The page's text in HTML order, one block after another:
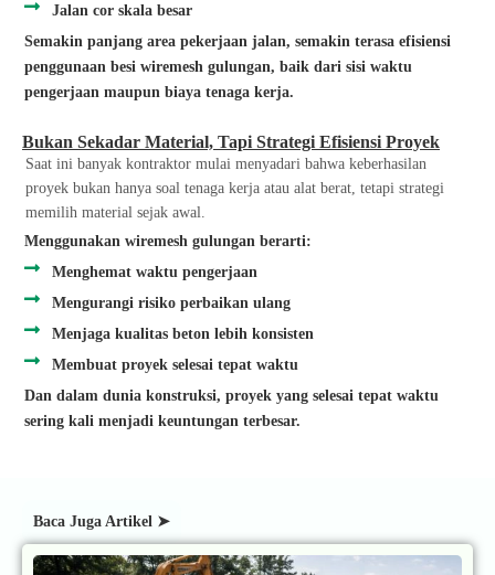
Jalan cor skala besar
Semakin panjang area pekerjaan jalan, semakin terasa efisiensi
penggunaan besi wiremesh gulungan, baik dari sisi waktu
pengerjaan maupun biaya tenaga kerja.
Bukan Sekadar Material, Tapi Strategi Efisiensi Proyek
Saat ini banyak kontraktor mulai menyadari bahwa keberhasilan
proyek bukan hanya soal tenaga kerja atau alat berat, tetapi strategi
memilih material sejak awal.
Menggunakan wiremesh gulungan berarti:
Menghemat waktu pengerjaan
Mengurangi risiko perbaikan ulang
Menjaga kualitas beton lebih konsisten
Membuat proyek selesai tepat waktu
Dan dalam dunia konstruksi, proyek yang selesai tepat waktu
sering kali menjadi keuntungan terbesar.
Baca Juga Artikel ➤